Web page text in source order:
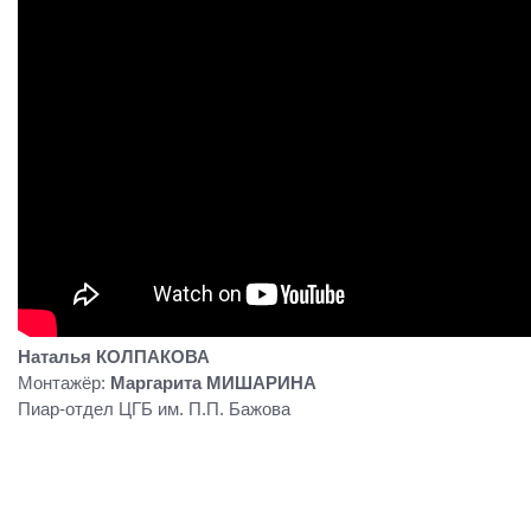
Наталья КОЛПАКОВА
Монтажёр: Маргарита МИШАРИНА
Пиар-отдел ЦГБ им. П.П. Бажова